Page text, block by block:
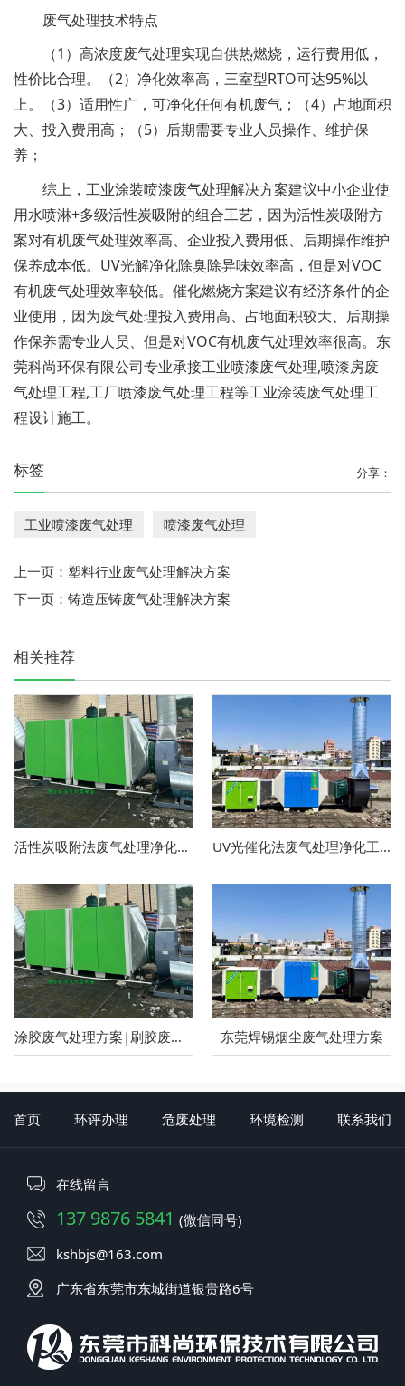
废气处理技术特点
（1）高浓度废气处理实现自供热燃烧，运行费用低，
性价比合理。
（2）净化效率高，三室型RTO可达95%以
上。
（3）适用性广，可净化任何有机废气；
（4）占地面积
大、投入费用高；
（5）后期需要专业人员操作、维护保
养；
综上，工业涂装喷漆废气处理解决方案建议中小企业使
用水喷淋+多级活性炭吸附的组合工艺，因为活性炭吸附方
案对有机废气处理效率高、企业投入费用低、后期操作维护
保养成本低。UV光解净化除臭除异味效率高，但是对VOC
有机废气处理效率较低。催化燃烧方案建议有经济条件的企
业使用，因为废气处理投入费用高、占地面积较大、后期操
作保养需专业人员、但是对VOC有机废气处理效率很高。东
莞科尚环保有限公司专业承接工业喷漆废气处理,喷漆房废
气处理工程,工厂喷漆废气处理工程等工业涂装废气处理工
程设计施工。
标签 分享：
工业喷漆废气处理 ​喷漆废气处理
上一页： 塑料行业废气处理解决方案
下一页： 铸造压铸废气处理解决方案
相关推荐
活性炭吸附法废气处理净化工艺方案 UV光催化法废气处理净化工艺方案
涂胶废气处理方案|刷胶废气处理方案 东莞焊锡烟尘废气处理方案
首页 环评办理 危废处理 环境检测 联系我们
在线留言
137 9876 5841 (微信同号)
kshbjs@163.com
广东省东莞市东城街道银贵路6号